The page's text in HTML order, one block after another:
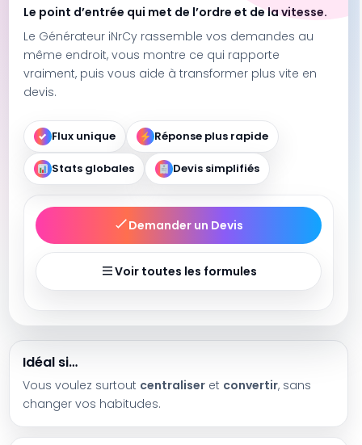
Le point d’entrée qui met de l’ordre et de la vitesse.
Le Générateur iNrCy rassemble vos demandes au
même endroit, vous montre ce qui rapporte
vraiment, puis vous aide à transformer plus vite en
devis.
✓ Flux unique Réponse plus rapide
Stats globales Devis simplifiés
Demander un Devis
Voir toutes les formules
Idéal si…
Vous voulez surtout centraliseret convertir, sans
changer vos habitudes.